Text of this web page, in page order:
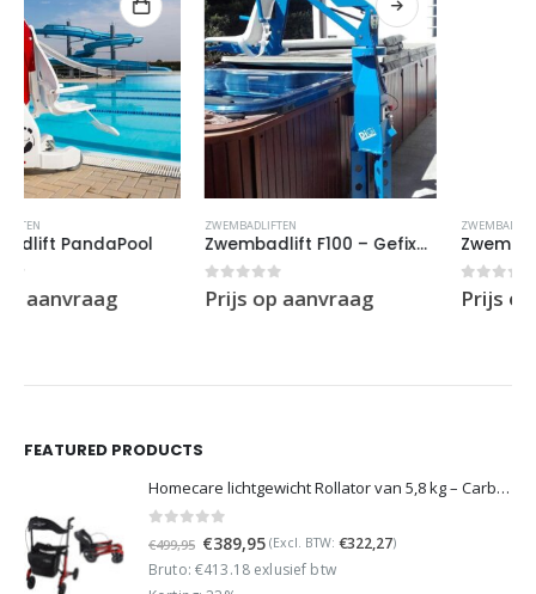
Dit product heeft meerdere variaties. Deze optie kan gekozen worden op de productpagina
ZWEMBADLIFTEN
Zwembadlift F100 – Gefixeerd
Prijs op aanvraag
ZWEMBADLIFTEN
Zwembadlift F145B – Gefixeerd
Prijs op aanvraag
FEATURED PRODUCTS
Homecare lichtgewicht Rollator van 5,8 kg – Carbon rollator tot 150 kg draaggewicht – Dubbel opvouwbaar en inclusief reistas - Rood
out of 5
€499,95 Oorspronkelijke
prijs
€389,95Huidige
prijs
(Excl. BTW: €322,27)
Bruto: €413.18 exlusief btw